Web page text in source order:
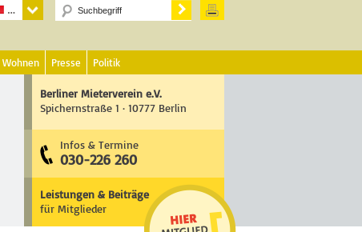
Presse Politik
Berliner Mieterverein e.V.
Spichernstraße 1 · 10777 Berlin
Infos & Termine
030-226 260
Leistungen & Beiträge
für Mitglieder